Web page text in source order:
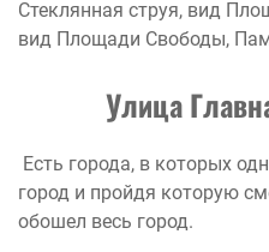
Стеклянная струя, вид
вид Площади Свободы,
Улица
Есть города, в которых
город и пройдя которую
обошел весь город.